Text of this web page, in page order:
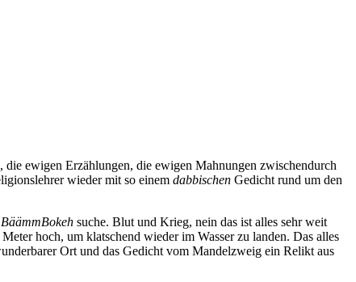
die ewigen Erzählungen, die ewigen Mahnungen zwischendurch
wieder mit so einem dabbischen Gedicht rund um den
BäämmBokeh suche. Blut und Krieg, nein das ist alles sehr weit
hoch, um klatschend wieder im Wasser zu landen. Das alles
Ort und das Gedicht vom Mandelzweig ein Relikt aus